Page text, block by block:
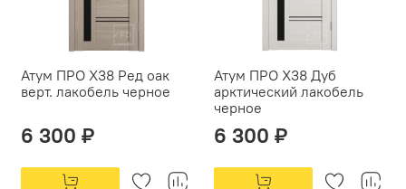
Атум ПРО X38 Ред оак
верт. лакобель черное
6 300 ₽
Атум ПРО X38 Дуб
арктический лакобель
черное
6 300 ₽